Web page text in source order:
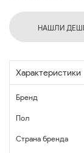
НАШЛИ
Характеристики
Бренд
Пол
Страна бренда